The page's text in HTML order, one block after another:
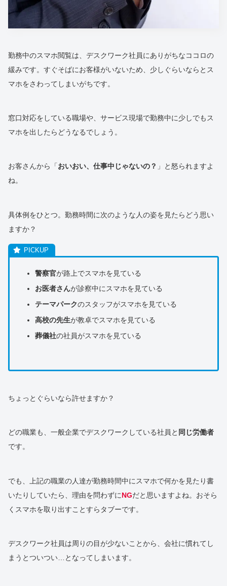
勤務中のスマホ閲覧は、デスクワーク社員にありがちなココロの
緩みです。すぐそばにお客様がいないため、少しぐらいならとス
マホをさわってしまいがちです。
窓口対応をしている職場や、サービス現場で勤務中に少しでもス
マホを出したらどうなるでしょう。
お客さんから「おいおい、仕事中じゃないの？ 」と怒られますよ
ね。
具体例をひとつ。勤務時間に次のような人の姿を見たらどう思い
ますか？
警察官が路上でスマホを見ている
お医者さんが診察中にスマホを見ている
テーマパークのスタッフがスマホを見ている
高校の先生が教卓でスマホを見ている
葬儀社の社員がスマホを見ている
ちょっとぐらいなら許せますか？
どの職業も、一般企業でデスクワークしている社員と 同じ労働者
です。
でも、上記の職業の人達が勤務時間中にスマホで何かを見たり書
いたりしていたら、理由を問わずにNGだと思いますよね。おそら
くスマホを取り出すことすらタブーです。
デスクワーク社員は周りの目が少ないことから、会社に慣れてし
まうとついつい…となってしまいます。